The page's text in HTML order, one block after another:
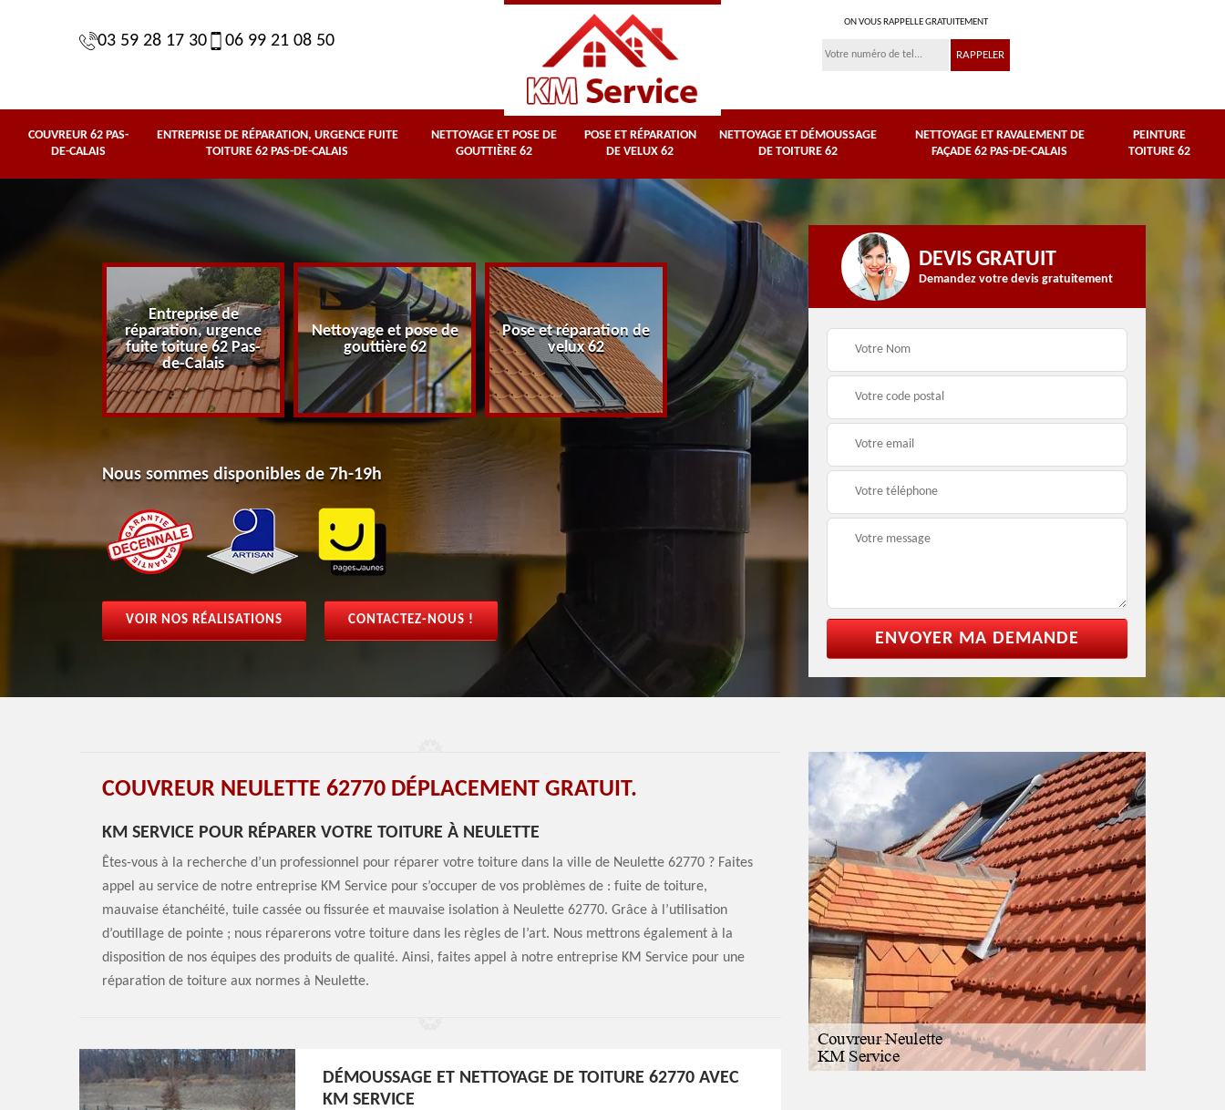
03 59 28 17 30 06 99 21 08 50
ON VOUS RAPPELLE GRATUITEMENT
COUVREUR 62 PAS-
DE-CALAIS
ENTREPRISE DE RÉPARATION, URGENCE FUITE
TOITURE 62 PAS-DE-CALAIS
NETTOYAGE ET POSE DE
GOUTTIÈRE 62
POSE ET RÉPARATION
DE VELUX 62
NETTOYAGE ET DÉMOUSSAGE
DE TOITURE 62
NETTOYAGE ET RAVALEMENT DE
FAÇADE 62 PAS-DE-CALAIS
PEINTURE
TOITURE 62
Entreprise de
réparation, urgence
fuite toiture 62 Pas-
de-Calais
Nettoyage et pose de
gouttière 62
Pose et réparation de
velux 62
Nettoyage et
démoussage de
toiture 62
62 Pas-de-Calais
Nous sommes disponibles de 7h-19h
VOIR NOS RÉALISATIONS CONTACTEZ-NOUS !
DEVIS GRATUIT
Demandez votre devis gratuitement
COUVREUR NEULETTE 62770 DÉPLACEMENT GRATUIT.
KM SERVICE POUR RÉPARER VOTRE TOITURE À NEULETTE
Êtes-vous à la recherche d’un professionnel pour réparer votre toiture dans la ville de Neulette 62770 ? Faites
appel au service de notre entreprise KM Service pour s’occuper de vos problèmes de : fuite de toiture,
mauvaise étanchéité, tuile cassée ou fissurée et mauvaise isolation à Neulette 62770. Grâce à l’utilisation
d’outillage de pointe ; nous réparerons votre toiture dans les règles de l’art. Nous mettrons également à la
disposition de nos équipes des produits de qualité. Ainsi, faites appel à notre entreprise KM Service pour une
réparation de toiture aux normes à Neulette.
DÉMOUSSAGE ET NETTOYAGE DE TOITURE 62770 AVEC
KM SERVICE